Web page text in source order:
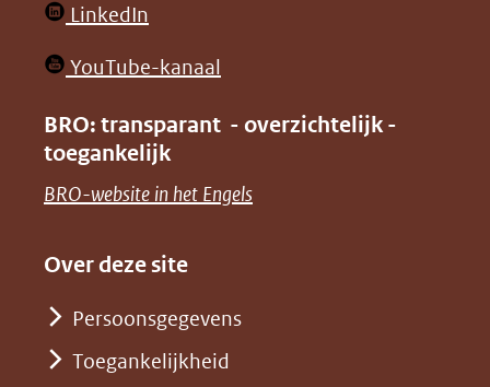
venster)
naar
andere
LinkedIn
nieuw
venster)
(verwijst
naar
andere
YouTube-kanaal
nieuw
(verwijst
andere
BRO: transparant - overzichtelijk -
toegankelijk
BRO-website in het Engels(opent
Over deze site
Persoonsgegevens
Toegankelijkheid